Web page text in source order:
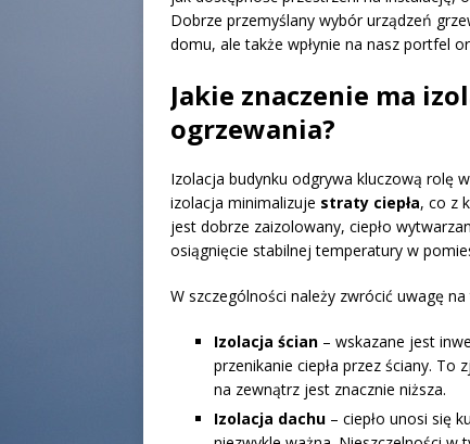
Dobrze przemyślany wybór urządzeń
domu, ale także wpłynie na nasz portfel
Jakie znaczenie ma
ogrzewania?
Izolacja budynku odgrywa kluczową rolę
izolacja minimalizuje straty ciepła, co z
jest dobrze zaizolowany, ciepło
osiągnięcie stabilnej temperatury w
W szczególności należy zwrócić uwagę
Izolacja ścian – wskazane jest
przenikanie ciepła przez ściany.
na zewnątrz jest znacznie niższa.
Izolacja dachu – ciepło unosi się